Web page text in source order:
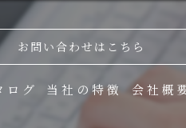
お問い合わせはこちら
ログ 当社の特徴 会社概